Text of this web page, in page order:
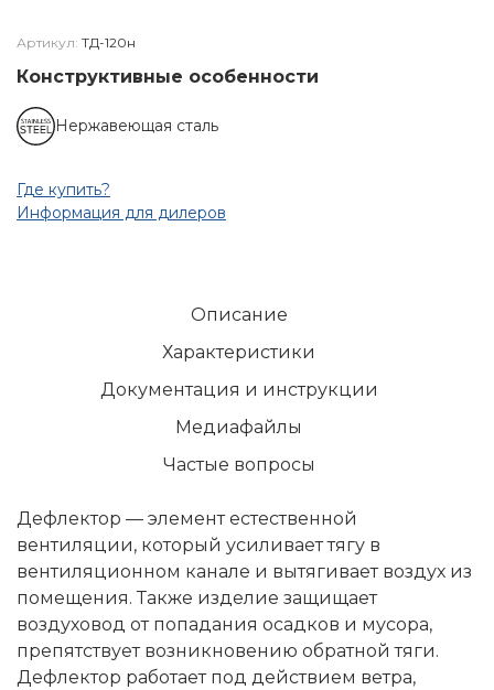
Артикул: ТД-120н
Конструктивные особенности
Нержавеющая сталь
Где купить?
Информация для дилеров
Описание
Характеристики
Документация и инструкции
Медиафайлы
Частые вопросы
Дефлектор — элемент естественной
вентиляции, который усиливает тягу в
вентиляционном канале и вытягивает воздух из
помещения. Также изделие защищает
воздуховод от попадания осадков и мусора,
препятствует возникновению обратной тяги.
Дефлектор работает под действием ветра,